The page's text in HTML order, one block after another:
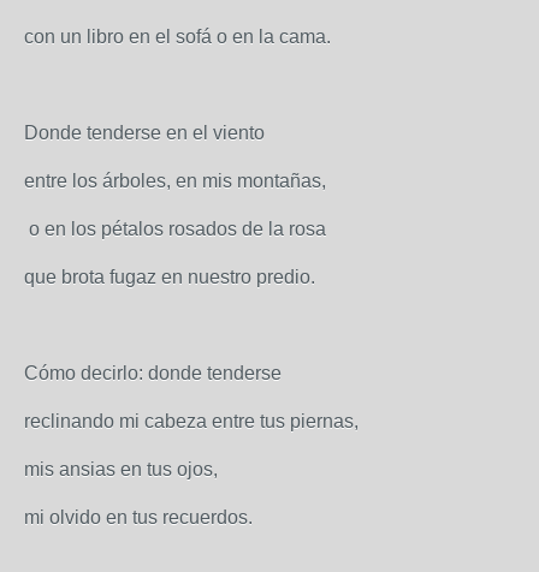
con un libro en el sofá o en la cama.
Donde tenderse en el viento
entre los árboles, en mis montañas,
o en los pétalos rosados de la rosa
que brota fugaz en nuestro predio.
Cómo decirlo: donde tenderse
reclinando mi cabeza entre tus piernas,
mis ansias en tus ojos,
mi olvido en tus recuerdos.